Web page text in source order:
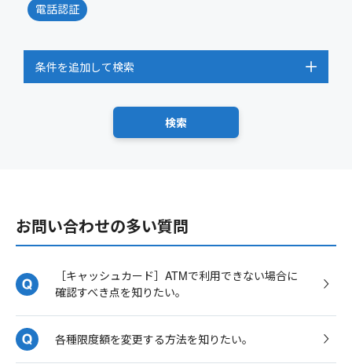
電話認証
条件を追加して検索
お問い合わせの多い質問
［キャッシュカード］ATMで利用できない場合に
確認すべき点を知りたい。
各種限度額を変更する方法を知りたい。